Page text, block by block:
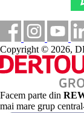
Distanta de cel
0 m
Distanta pana
2 km
Centrul
Copyright © 2026,
Facem parte din
mai mare grup